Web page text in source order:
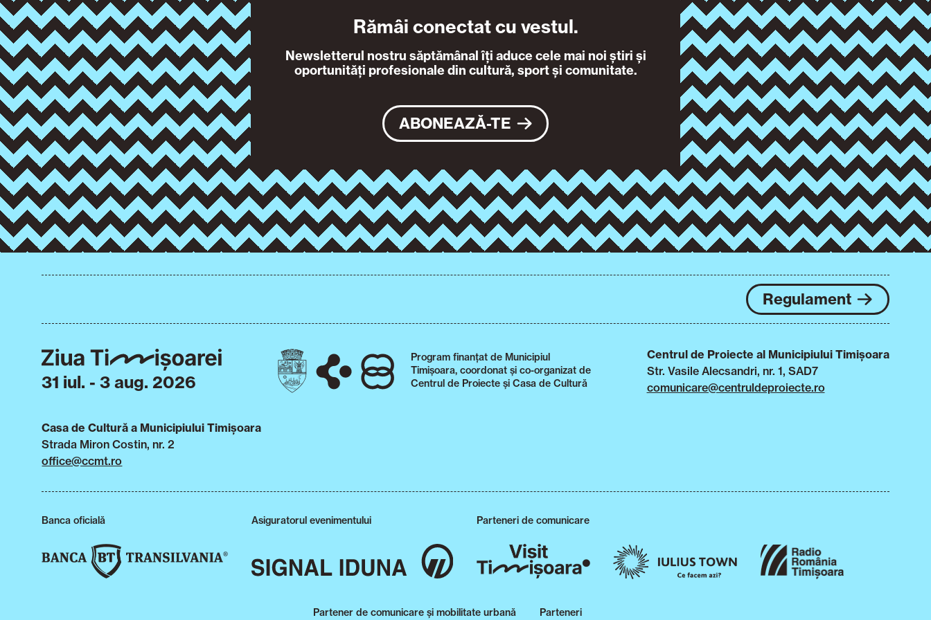
Rămâi conectat cu vestul.
Newsletterul nostru săptămânal îți aduce cele mai noi știri și
oportunități profesionale din cultură, sport și comunitate.
ABONEAZĂ-TE
Regulament
31 iul. - 3 aug. 2026
Program finanțat de Municipiul
Timișoara, coordonat și co-organizat de
Centrul de Proiecte și Casa de Cultură
Centrul de Proiecte al Municipiului Timișoara
Str. Vasile Alecsandri, nr. 1, SAD7
comunicare@centruldeproiecte.ro
Casa de Cultură a Municipiului Timișoara
Strada Miron Costin, nr. 2
office@ccmt.ro
Banca oficială Asiguratorul evenimentului Parteneri de comunicare
Partener de comunicare și mobilitate urbană Parteneri